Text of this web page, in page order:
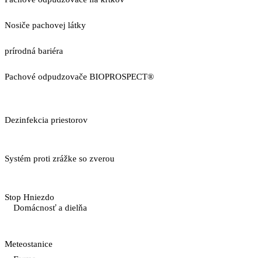
Nosiče pachovej látky
prírodná bariéra
Pachové odpudzovače BIOPROSPECT®
Dezinfekcia priestorov
Systém proti zrážke so zverou
Stop Hniezdo
Domácnosť a dielňa
Meteostanice